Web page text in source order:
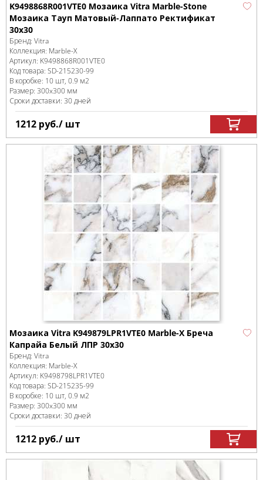
K9498868R001VTE0 Мозаика Vitra Marble-Stone
Мозаика Тауп Матовый-Лаппато Ректификат
30x30
Бренд: Vitra
Коллекция: Marble-X
Артикул: K9498868R001VTE0
Код товара: SD-215230-99
В коробке: 10 шт, 0.9 м2
Размер: 300x300 мм
Сроки доставки: 30 дней
1212 руб./ шт
Мозаика Vitra K949879LPR1VTE0 Marble-X Бреча
Капрайа Белый ЛПР 30x30
Бренд: Vitra
Коллекция: Marble-X
Артикул: K9498798LPR1VTE0
Код товара: SD-215235-99
В коробке: 10 шт, 0.9 м2
Размер: 300x300 мм
Сроки доставки: 30 дней
1212 руб./ шт